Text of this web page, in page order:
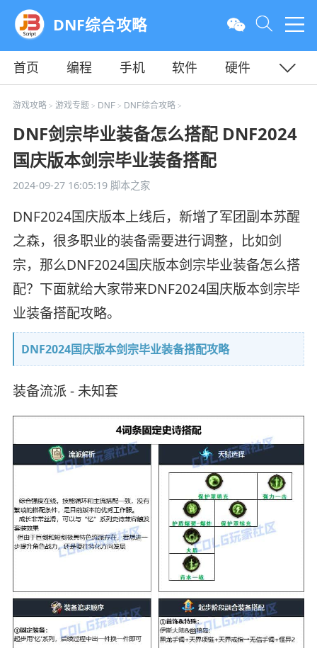
DNF综合攻略
首页 编程 手机 软件
硬件
教程
平面 服务器
游戏攻略> 游戏专题 > DNF> DNF综合攻略>
DNF剑宗毕业装备怎么搭配 DNF2024
国庆版本剑宗毕业装备搭配
2024-09-27 16:05:19脚本之家
DNF2024国庆版本上线后，新增了军团副本苏醒
之森，很多职业的装备需要进行调整，比如剑
宗，那么DNF2024国庆版本剑宗毕业装备怎么搭
配？下面就给大家带来DNF2024国庆版本剑宗毕
业装备搭配攻略。
DNF2024国庆版本剑宗毕业装备搭配攻略
装备流派 - 未知套